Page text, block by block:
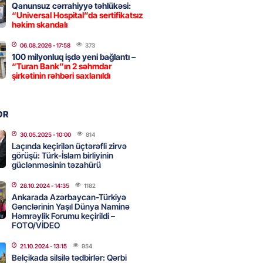
- 09:11 151
cərrahiyyə təhlükəsi:
Hospital”da sertifikatsız
tərəzi məntəqələrindən
ya yaşıl, vətəndaşa qırmızı
- 18:00
görə rüşvət alan vəzifəli
məhkəməsi BAŞLAYIR
- 17:45
Qanunsuz cərrahiyyə təhlükəsi:
“Universal Hospital”da sertifikatsız
həkim skandalı
06.08.2026- 17:58 373
100 milyonluq işdə yeni bağlantı –
“Turan Bank”ın 2 səhmdar
şirkətinin rəhbəri saxlanıldı
30.05.2025- 10:00 814
Laçında keçirilən üçtərəfli zirvə
görüşü: Türk-İslam birliyinin
güclənməsinin təzahürü
28.10.2024- 14:35 1182
Ankarada Azərbaycan-Türkiyə
Gənclərinin Yaşıl Dünya Naminə
Həmrəylik Forumu keçirildi –
FOTO/VİDEO
21.10.2024- 13:15 954
Belçikada silsilə tədbirlər: Qərbi